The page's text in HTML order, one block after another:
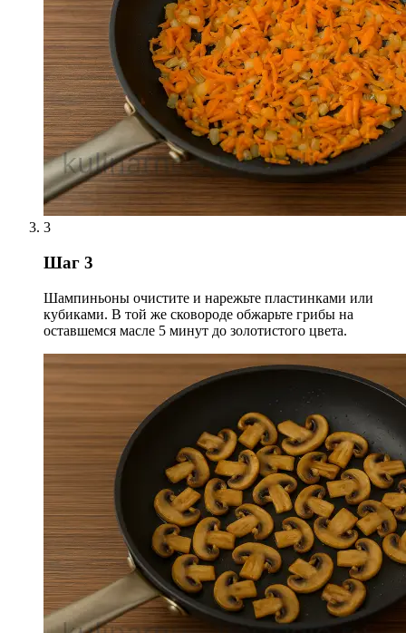
3
Шаг 3
Шампиньоны очистите и нарежьте пластинками или
кубиками. В той же сковороде обжарьте грибы на
оставшемся масле 5 минут до золотистого цвета.